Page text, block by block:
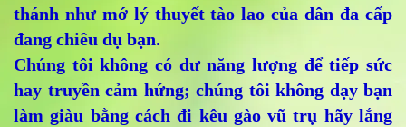
thánh như mớ lý thuyết tào lao của dân đa cấp
đang chiêu dụ bạn.
Chúng tôi không có dư năng lượng để tiếp sức
hay truyền cảm hứng; chúng tôi không dạy bạn
làm giàu bằng cách đi kêu gào vũ trụ hãy lắng